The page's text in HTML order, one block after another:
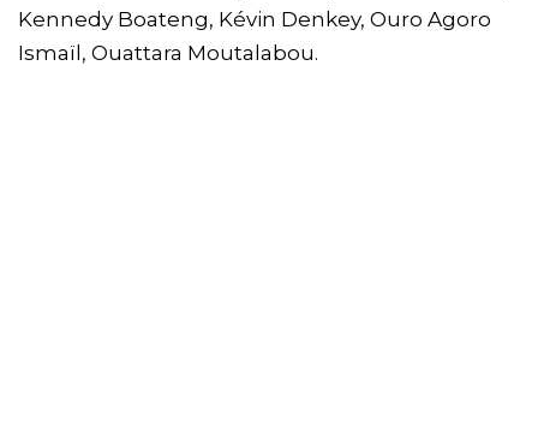
Kennedy Boateng, Kévin Denkey, Ouro Agoro
Ismaïl, Ouattara Moutalabou.